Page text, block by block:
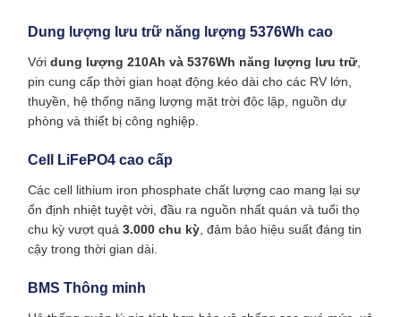
Dung lượng lưu trữ năng lượng 5376Wh cao
Với dung lượng 210Ah và 5376Wh năng lượng lưu trữ,
pin cung cấp thời gian hoạt động kéo dài cho các RV lớn,
thuyền, hệ thống năng lượng mặt trời độc lập, nguồn dự
phòng và thiết bị công nghiệp.
Cell LiFePO4 cao cấp
Các cell lithium iron phosphate chất lượng cao mang lại sự
ổn định nhiệt tuyệt vời, đầu ra nguồn nhất quán và tuổi thọ
chu kỳ vượt quá 3.000 chu kỳ , đảm bảo hiệu suất đáng tin
cậy trong thời gian dài.
BMS Thông minh